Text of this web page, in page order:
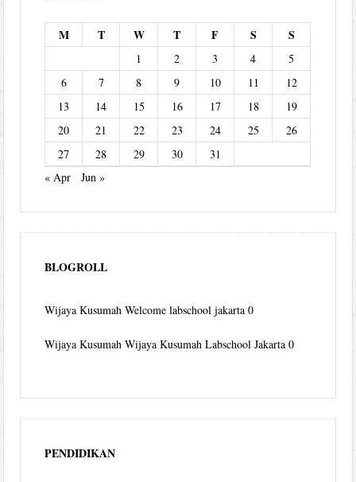
M T W T F S S
1 2 3 4
5
6
7 8 9 10 11
12
13
14 15 16 17 18
19
20
21 22 23 24 25
26
27
28 29 30
31
« Apr
Jun »
BLOGROLL
Wijaya Kusumah Welcome labschool jakarta 0
Wijaya Kusumah Wijaya Kusumah Labschool Jakarta 0
PENDIDIKAN